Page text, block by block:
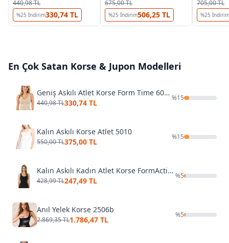
440,98 TL
%25 İndirim330,74 TL
675,00 TL
%25 İndirim506,25 TL
705,00 TL
%25 İndirim
En Çok Satan Korse & Jupon Modelleri
Geniş Askılı Atlet Korse Form Time 6045
440,98 TL330,74 TL
%15
Kalın Askılı Korse Atlet 5010
550,00 TL375,00 TL
%15
Kalın Askılı Kadın Atlet Korse FormActive 1180
428,99 TL247,49 TL
%5
Anıl Yelek Korse 2506b
2.869,35 TL1.786,47 TL
%5